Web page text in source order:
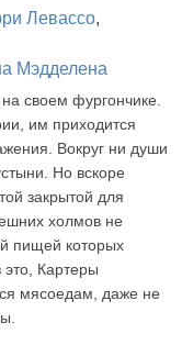
Левассо,
Мэдделена
своем фургончике.
им приходится
Вокруг ни души
Но вскоре
закрытой для
холмов не
пищей которых
это, Картеры
мясоедам, даже не